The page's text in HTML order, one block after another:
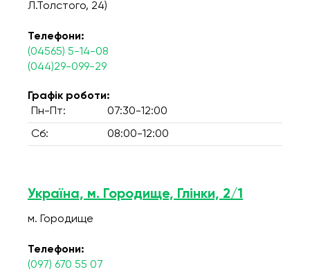
Л.Толстого, 24)
Телефони:
(04565) 5-14-08
(044)29-099-29
Графік роботи:
Пн-Пт:
07:30-12:00
Сб: 08:00-12:00
Україна, м. Городище, Глінки, 2/1
м. Городище
Телефони:
(097) 670 55 07